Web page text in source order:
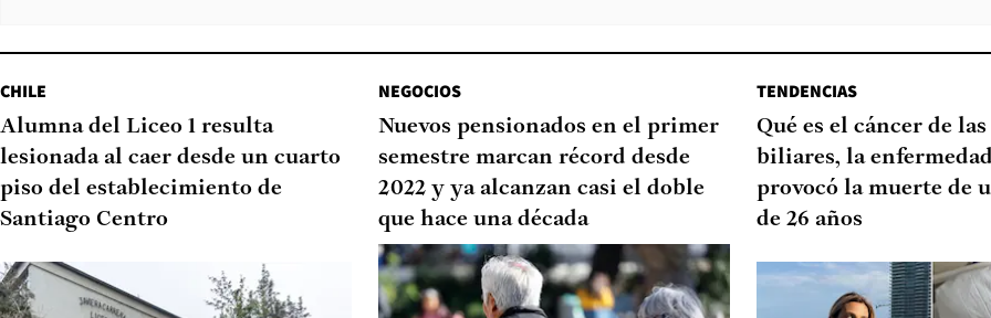
CHILE
Alumna del Liceo 1 resulta
lesionada al caer desde un cuarto
piso del establecimiento de
Santiago Centro
NEGOCIOS
Nuevos pensionados en el primer
semestre marcan récord desde
2022 y ya alcanzan casi el doble
que hace una década
TENDENCIAS
Qué es el cáncer de
biliares, la
provocó la muerte de
de 26 años